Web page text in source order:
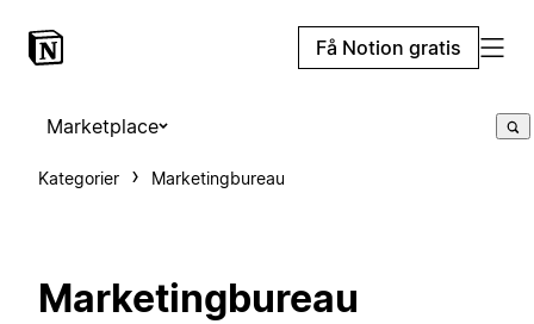
Få Notion gratis
Marketplace
Kategorier Marketingbureau
Marketingbureau